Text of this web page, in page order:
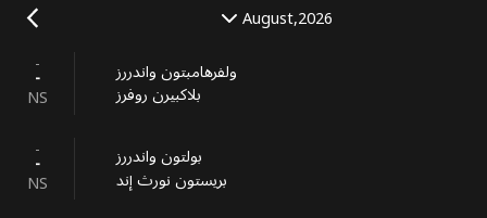
August,2026
--
NS
ولفرهامبتون واندررز
بلاكبيرن روفرز
--
NS
بولتون واندررز
بريستون نورث إند